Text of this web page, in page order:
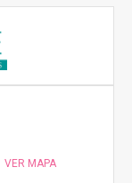
VER MAPA